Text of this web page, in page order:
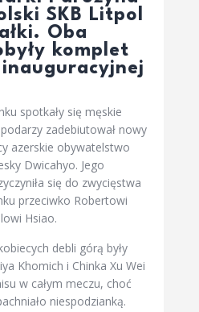
SKB Litpol
Oba
komplet
spotkały się męskie
zadebiutował nowy
azerskie obywatelstwo
Dwicahyo. Jego
się do zwycięstwa
przeciwko Robertowi
Hsiao.
debli górą były
Khomich i Chinka Xu Wei
w całym meczu, choć
niespodzianką.